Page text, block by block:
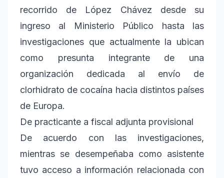
recorrido de López Chávez desde su
ingreso al Ministerio Público hasta las
investigaciones que actualmente la ubican
como presunta integrante de una
organización dedicada al envío de
clorhidrato de cocaína hacia distintos países
de Europa.
De practicante a fiscal adjunta provisional
De acuerdo con las investigaciones,
mientras se desempeñaba como asistente
tuvo acceso a información relacionada con